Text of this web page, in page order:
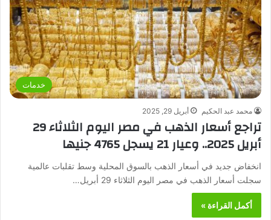
خدمات
محمد عبد الحكيم أبريل 29, 2025
تراجع أسعار الذهب في مصر اليوم الثلاثاء 29
أبريل 2025.. وعيار 21 يسجل 4765 جنيها
انخفاض جديد في أسعار الذهب بالسوق المحلية وسط تقلبات عالمية
سجلت أسعار الذهب في مصر اليوم الثلاثاء 29 أبريل…
أكمل القراءة »